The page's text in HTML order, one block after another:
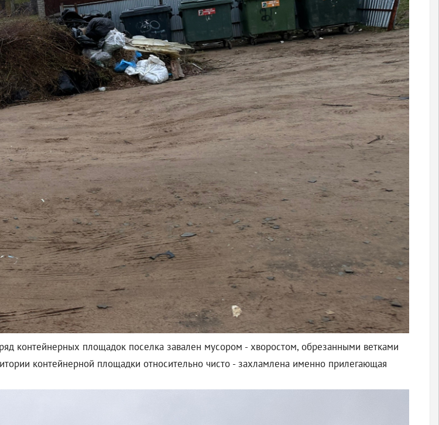
контейнерных площадок поселка завален мусором - хворостом, обрезанными ветками
контейнерной площадки относительно чисто - захламлена именно прилегающая